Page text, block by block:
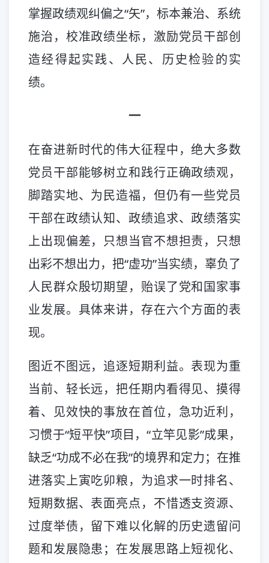
掌握政绩观纠偏之“矢”，标本兼治、系统
施治，校准政绩坐标，激励党员干部创
造经得起实践、人民、历史检验的实
绩。
一
在奋进新时代的伟大征程中，绝大多数
党员干部能够树立和践行正确政绩观，
脚踏实地、为民造福，但仍有一些党员
干部在政绩认知、政绩追求、政绩落实
上出现偏差，只想当官不想担责，只想
出彩不想出力，把“虚功”当实绩，辜负了
人民群众殷切期望，贻误了党和国家事
业发展。具体来讲，存在六个方面的表
现。
图近不图远，追逐短期利益。表现为重
当前、轻长远，把任期内看得见、摸得
着、见效快的事放在首位，急功近利，
习惯于“短平快”项目，“立竿见影”成果，
缺乏“功成不必在我”的境界和定力；在推
进落实上寅吃卯粮，为追求一时排名、
短期数据、表面亮点，不惜透支资源、
过度举债，留下难以化解的历史遗留问
题和发展隐患；在发展思路上短视化、